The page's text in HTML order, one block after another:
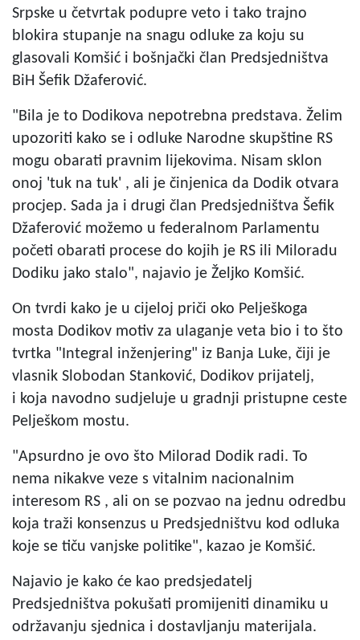
Srpske u četvrtak podupre veto i tako trajno
blokira stupanje na snagu odluke za koju su
glasovali Komšić i bošnjački član Predsjedništva
BiH Šefik Džaferović.
"Bila je to Dodikova nepotrebna predstava. Želim
upozoriti kako se i odluke Narodne skupštine RS
mogu obarati pravnim lijekovima. Nisam sklon
onoj 'tuk na tuk' , ali je činjenica da Dodik otvara
procjep. Sada ja i drugi član Predsjedništva Šefik
Džaferović možemo u federalnom Parlamentu
početi obarati procese do kojih je RS ili Miloradu
Dodiku jako stalo", najavio je Željko Komšić.
On tvrdi kako je u cijeloj priči oko Pelješkoga
mosta Dodikov motiv za ulaganje veta bio i to što
tvrtka "Integral inženjering" iz Banja Luke, čiji je
vlasnik Slobodan Stanković, Dodikov prijatelj,
i koja navodno sudjeluje u gradnji pristupne ceste
Pelješkom mostu.
"Apsurdno je ovo što Milorad Dodik radi. To
nema nikakve veze s vitalnim nacionalnim
interesom RS , ali on se pozvao na jednu odredbu
koja traži konsenzus u Predsjedništvu kod odluka
koje se tiču vanjske politike", kazao je Komšić.
Najavio je kako će kao predsjedatelj
Predsjedništva pokušati promijeniti dinamiku u
održavanju sjednica i dostavljanju materijala.